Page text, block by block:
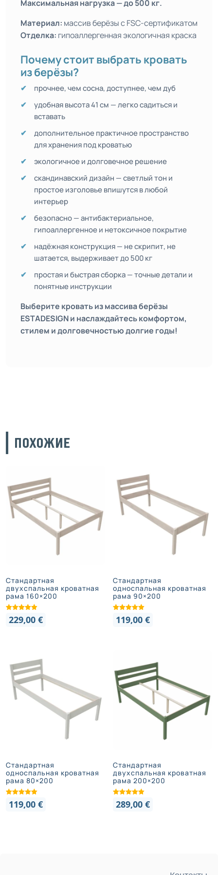
Максимальная нагрузка — до 500 кг.
Материал: массив берёзы с FSC-сертификатом
Отделка: гипоаллергенная экологичная краска
Почему стоит выбрать кровать
из берёзы?
прочнее, чем сосна, доступнее, чем дуб
удобная высота 41 см — легко садиться и
вставать
дополнительное практичное пространство
для хранения под кроватью
экологичное и долговечное решение
скандинавский дизайн — светлый тон и
простое изголовье впишутся в любой
интерьер
безопасно — антибактериальное,
гипоаллергенное и нетоксичное покрытие
надёжная конструкция — не скрипит, не
шатается, выдерживает до 500 кг
простая и быстрая сборка — точные детали и
понятные инструкции
Выберите кровать из массива берёзы
ESTADESIGN и наслаждайтесь комфортом,
стилем и долговечностью долгие годы!
ПОХОЖИЕ
Стандартная
двухспальная кроватная
рама 160×200
229,00 €
Стандартная
односпальная кроватная
рама 90×200
119,00€
Стандартная
односпальная кроватная
рама 80×200
119,00 €
Стандартная
двухспальная кроватная
рама 200×200
289,00€